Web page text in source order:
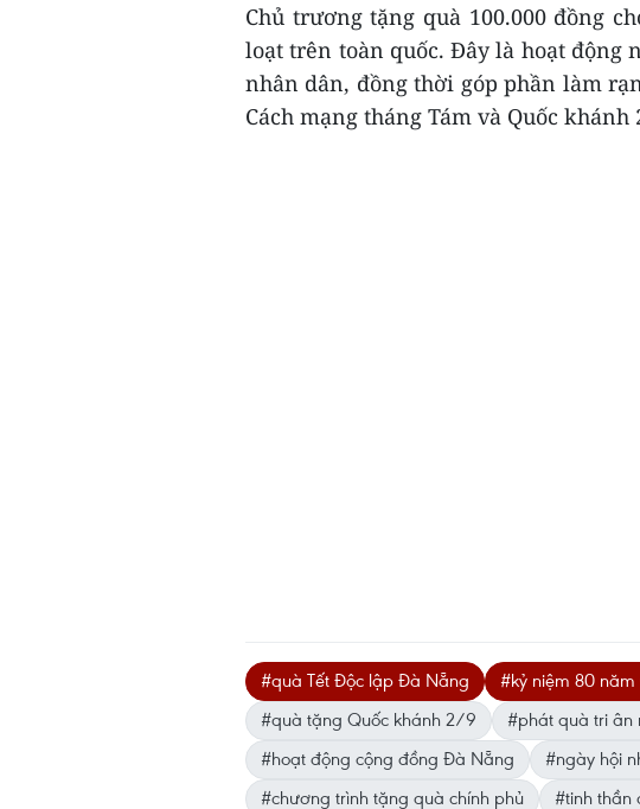
Chủ trương tặng quà 100.000 đồng
loạt trên toàn quốc. Đây là hoạt động
nhân dân, đồng thời góp phần làm
Cách mạng tháng Tám và Quốc khánh
#quà Tết Độc lập Đà Nẵng
#kỷ niệm 80
#quà tặng Quốc khánh 2/9
#phát quà tri
#hoạt động cộng đồng Đà Nẵng
#ngày hội
#chương trình tặng quà chính phủ
#tinh thần